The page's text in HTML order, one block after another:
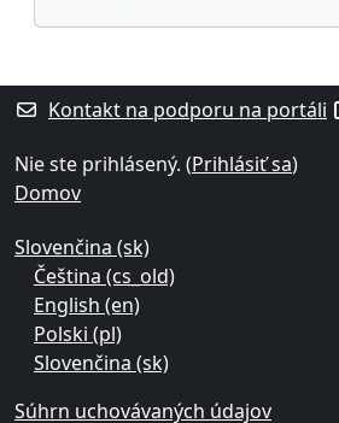
Dodatočné bloky
Kontakt na podporu na portáli
Nie ste prihlásený. (Prihlásiť sa)
Domov
Slovenčina ‎(sk)‎
Čeština ‎(cs_old)‎
English ‎(en)‎
Polski ‎(pl)‎
Slovenčina ‎(sk)‎
Súhrn uchovávaných údajov